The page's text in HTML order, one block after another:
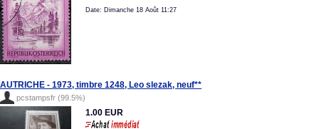
Date: Dimanche 18 Août 11:27
AUTRICHE - 1973, timbre 1248, Leo slezak, neuf**
pcstampsfr (99.5%)
1.00 EUR